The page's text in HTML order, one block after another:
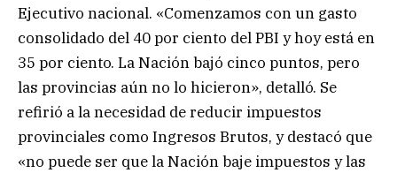
Ejecutivo nacional. «Comenzamos con un gasto
consolidado del 40 por ciento del PBI y hoy está en
35 por ciento. La Nación bajó cinco puntos, pero
las provincias aún no lo hicieron», detalló. Se
refirió a la necesidad de reducir impuestos
provinciales como Ingresos Brutos, y destacó que
«no puede ser que la Nación baje impuestos y las